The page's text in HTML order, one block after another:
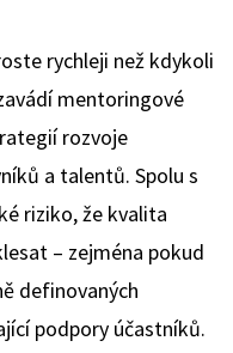
rychleji než kdykoli
mentoringové
rozvoje
a talentů. Spolu s
riziko, že kvalita
– zejména pokud
definovaných
podpory účastníků.